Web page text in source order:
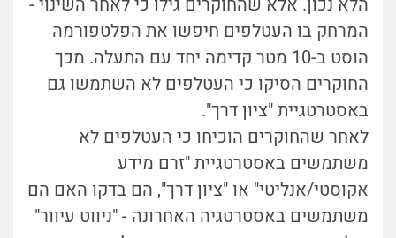
הלא נכון. אלא שהחוקרים גילו כי לאחר השינוי -
המרחק בו העטלפים חיפשו את הפלטפורמה
הוסט ב-10 מטר קדימה יחד עם התעלה. מכך
החוקרים הסיקו כי העטלפים לא השתמשו גם
באסטרטגיית "ציון דרך".
לאחר שהחוקרים הוכיחו כי העטלפים לא
משתמשים באסטרטגיית "זרם מידע
אקוסטי/אנליטי" או "ציון דרך", הם בדקו האם הם
משתמשים באסטרטגיה האחרונה - "ניווט עיוור"